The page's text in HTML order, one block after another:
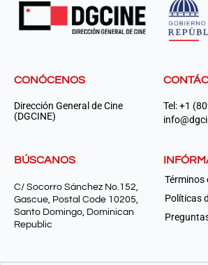
CONÓCENOS
Dirección General de Cine
(DGCINE)
Tel: +1
BÚSCANOS
C/ Socorro Sánchez No.152,
Gascue, Postal Code 10205,
Santo Domingo, Dominican
Republic
Términos
Políticas